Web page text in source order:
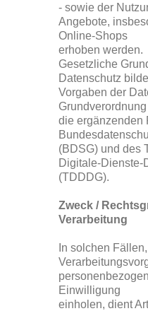
- sowie der
Angebote,
Online-Shops
erhoben werden.
Gesetzliche
Datenschutz
Vorgaben der
die ergänzenden
(BDSG) und des
Digitale-Dienste-
(TDDDG).
Zweck /
Verarbeitung
In solchen
Einwilligung
einholen, dient